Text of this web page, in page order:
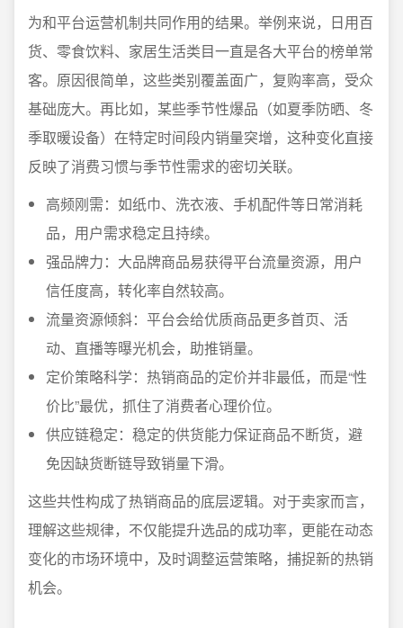
为和平台运营机制共同作用的结果。举例来说，日用百
货、零食饮料、家居生活类目一直是各大平台的榜单常
客。原因很简单，这些类别覆盖面广，复购率高，受众
基础庞大。再比如，某些季节性爆品（如夏季防晒、冬
季取暖设备）在特定时间段内销量突增，这种变化直接
反映了消费习惯与季节性需求的密切关联。
高频刚需：如纸巾、洗衣液、手机配件等日常消耗
品，用户需求稳定且持续。
强品牌力：大品牌商品易获得平台流量资源，用户
信任度高，转化率自然较高。
流量资源倾斜：平台会给优质商品更多首页、活
动、直播等曝光机会，助推销量。
定价策略科学：热销商品的定价并非最低，而是“性
价比”最优，抓住了消费者心理价位。
供应链稳定：稳定的供货能力保证商品不断货，避
免因缺货断链导致销量下滑。
这些共性构成了热销商品的底层逻辑。对于卖家而言，
理解这些规律，不仅能提升选品的成功率，更能在动态
变化的市场环境中，及时调整运营策略，捕捉新的热销
机会。